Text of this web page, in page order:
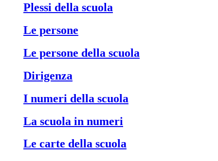
Plessi della scuola
Le persone
Le persone della scuola
Dirigenza
I numeri della scuola
La scuola in numeri
Le carte della scuola